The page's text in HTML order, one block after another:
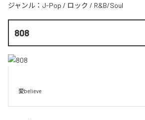
ジャンル： J-Pop / ロック / R&B/Soul
808
愛believe